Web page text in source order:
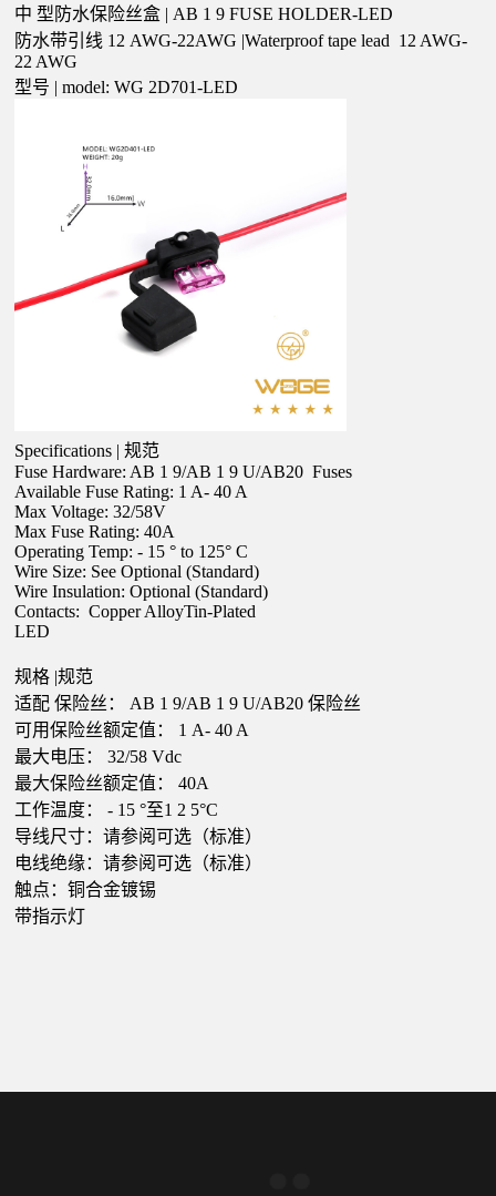
中 型防水保险丝盒 | AB 1 9 FUSE HOLDER-LED
防水带引线 12 AWG-22AWG |Waterproof tape lead 12AWG-
22AWG
型号 | model: WG 2D701-LED
Specifications | 规范
Fuse Hardware: AB 1 9/AB 1 9 U/AB20 Fuses
Available Fuse Rating: 1 A- 40A
Max Voltage: 32/58V
Max Fuse Rating: 40A
Operating Temp: - 15 ° to 125° C
Wire Size: See Optional (Standard)
Wire Insulation: Optional (Standard)
Contacts: Copper AlloyTin-Plated
LED
规格 |规范
适配 保险丝： AB 1 9/AB 1 9 U/AB20 保险丝
可用保险丝额定值：
1 A- 40A
最大电压：
32/58 Vdc
最大保险丝额定值：
40A
工作温度：
- 15 °至1 2 5°C
导线尺寸：请参阅可选（标准）
电线绝缘：请参阅可选（标准）
触点：铜合金镀锡
带指示灯